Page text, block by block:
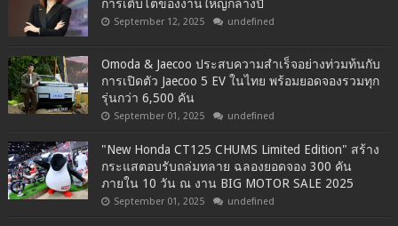
การเติบโตของงานใหญ่กลางปี
September 12, 2025 undefined
Omoda & Jaecoo ประสบความสำเร็จอย่างท่วมท้นกับ
การเปิดตัว Jaecoo 5 EV ในไทย พร้อมยอดจองรวมทุก
รุ่นกว่า 6,500 คัน
September 01, 2025 undefined
"New Honda CT125 CHUMS Limited Edition" สร้าง
กระแสตอบรับถล่มทลาย ฉลองยอดจอง 300 คัน
ภายใน 10 วัน ณ งาน BIG MOTOR SALE 2025
September 01, 2025 undefined